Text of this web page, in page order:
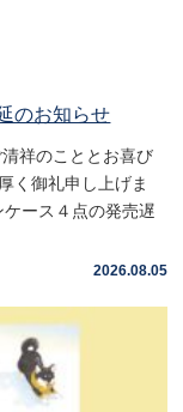
のお知らせ
祥のこととお喜び
く御礼申し上げま
ース４点の発売遅
2026.08.05